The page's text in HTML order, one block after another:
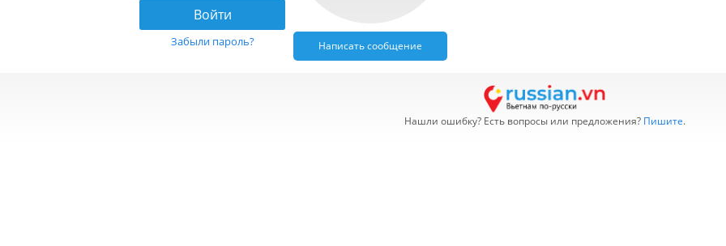
Забыли пароль? Написать сообщение
Нашли ошибку? Есть вопросы или предложения? Пишите.